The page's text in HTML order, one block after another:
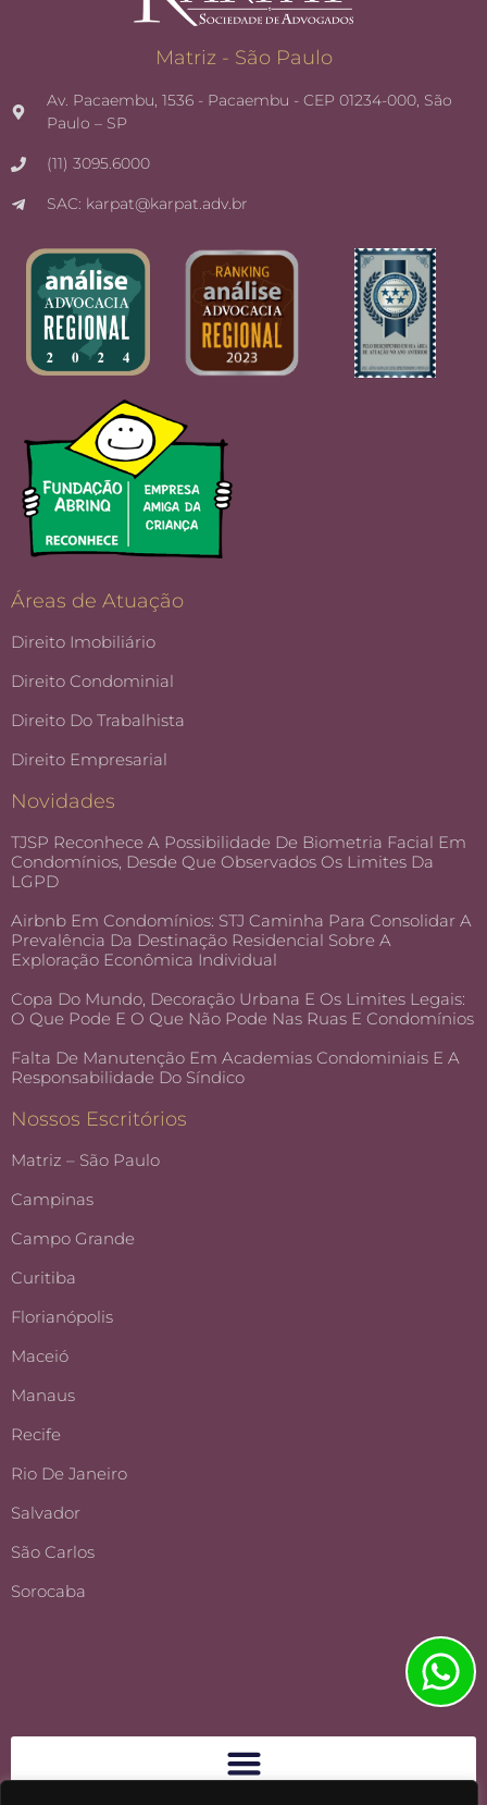
Matriz - São Paulo
Av. Pacaembu, 1536 - Pacaembu - CEP 01234-000, São
Paulo – SP
(11) 3095.6000
SAC: karpat@karpat.adv.br
Áreas de Atuação
Direito Imobiliário
Direito Condominial
Direito Do Trabalhista
Direito Empresarial
Novidades
TJSP Reconhece A Possibilidade De Biometria Facial Em
Condomínios, Desde Que Observados Os Limites Da
LGPD
Airbnb Em Condomínios: STJ Caminha Para Consolidar A
Prevalência Da Destinação Residencial Sobre A
Exploração Econômica Individual
Copa Do Mundo, Decoração Urbana E Os Limites Legais:
O Que Pode E O Que Não Pode Nas Ruas E Condomínios
Falta De Manutenção Em Academias Condominiais E A
Responsabilidade Do Síndico
Nossos Escritórios
Matriz – São Paulo
Campinas
Campo Grande
Curitiba
Florianópolis
Maceió
Manaus
Recife
Rio De Janeiro
Salvador
São Carlos
Sorocaba